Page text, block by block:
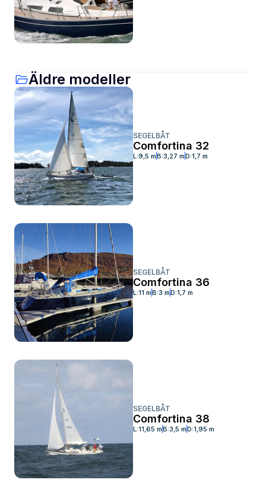
Äldre modeller
SEGELBÅT
Comfortina 32
L:9,5 mB:3,27 mD:1,7 m
SEGELBÅT
Comfortina 36
L:11 mB:3 mD:1,7 m
SEGELBÅT
Comfortina 38
L:11,65 mB:3,5 mD:1,95 m